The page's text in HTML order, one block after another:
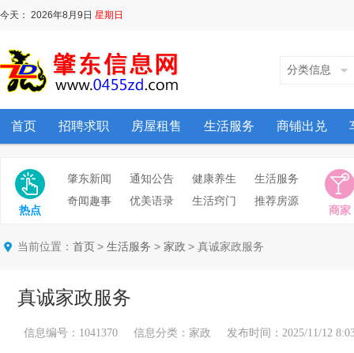
今天： 2026年8月9日 星期日
分类信息
首页 招聘求职 房屋租售 生活服务 商铺出兑
肇东新闻 通知公告 健康养生
生活服务
奇闻趣事
优美语录 生活窍门 推荐房源
热点 商家
当前位置： 首页 > 生活服务 > 家政 > 真诚家政服务
真诚家政服务
信息编号：1041370 信息分类：家政 发布时间：2025/11/12